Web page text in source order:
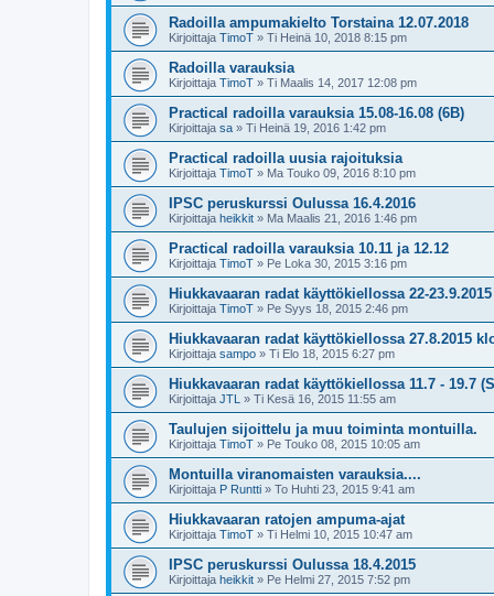
Radoilla ampumakielto Torstaina 12.07.2018
Kirjoittaja TimoT » Ti Heinä 10, 2018 8:15 pm
Radoilla varauksia
Kirjoittaja TimoT » Ti Maalis 14, 2017 12:08 pm
Practical radoilla varauksia 15.08-16.08 (6B)
Kirjoittaja sa » Ti Heinä 19, 2016 1:42 pm
Practical radoilla uusia rajoituksia
Kirjoittaja TimoT » Ma Touko 09, 2016 8:10 pm
IPSC peruskurssi Oulussa 16.4.2016
Kirjoittaja heikkit » Ma Maalis 21, 2016 1:46 pm
Practical radoilla varauksia 10.11 ja 12.12
Kirjoittaja TimoT » Pe Loka 30, 2015 3:16 pm
Hiukkavaaran radat käyttökiellossa 22-
Kirjoittaja TimoT » Pe Syys 18, 2015 2:46 pm
Hiukkavaaran radat käyttökiellossa 27.8.2015
Kirjoittaja sampo » Ti Elo 18, 2015 6:27 pm
Hiukkavaaran radat käyttökiellossa 11.7 - 19.7
Kirjoittaja JTL » Ti Kesä 16, 2015 11:55 am
Taulujen sijoittelu ja muu toiminta montuilla.
Kirjoittaja TimoT » Pe Touko 08, 2015 10:05 am
Montuilla viranomaisten varauksia....
Kirjoittaja P Runtti » To Huhti 23, 2015 9:41 am
Hiukkavaaran ratojen ampuma-ajat
Kirjoittaja TimoT » Ti Helmi 10, 2015 10:47 am
IPSC peruskurssi Oulussa 18.4.2015
Kirjoittaja heikkit » Pe Helmi 27, 2015 7:52 pm